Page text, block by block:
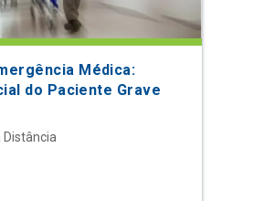
Médica:
do Paciente Grave